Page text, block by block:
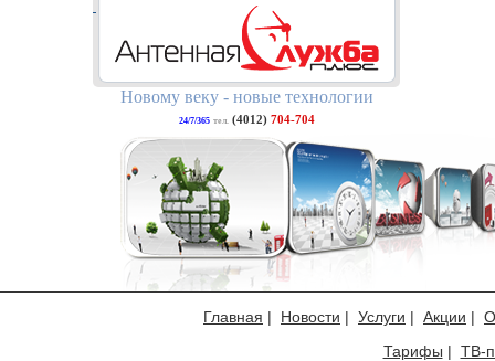
Новому веку - новые технологии
24/7/365 тел. (4012)704-704
Главная | Новости | Услуги | Акции |
Тарифы | ТВ-